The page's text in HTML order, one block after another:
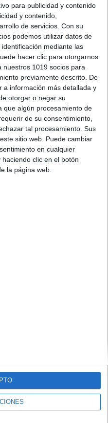
para publicidad y contenido
y contenido,
de servicios. Con su
podemos utilizar datos de
mediante las
hacer clic para otorgarnos
nuestros 1019 socios para
previamente descrito. De
a información más detallada y
otorgar o negar su
que algún procesamiento de
de su consentimiento,
tal procesamiento. Sus
sitio web. Puede cambiar
en cualquier
clic en el botón
la página web.
MATES
los recursos
crucial para facilitar la
Por ello, os
didáctica fascinante: el